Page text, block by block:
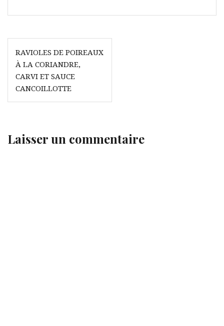
Navigation
de
l’article
RAVIOLES DE POIREAUX
À LA CORIANDRE,
CARVI ET SAUCE
CANCOILLOTTE
Laisser un commentaire